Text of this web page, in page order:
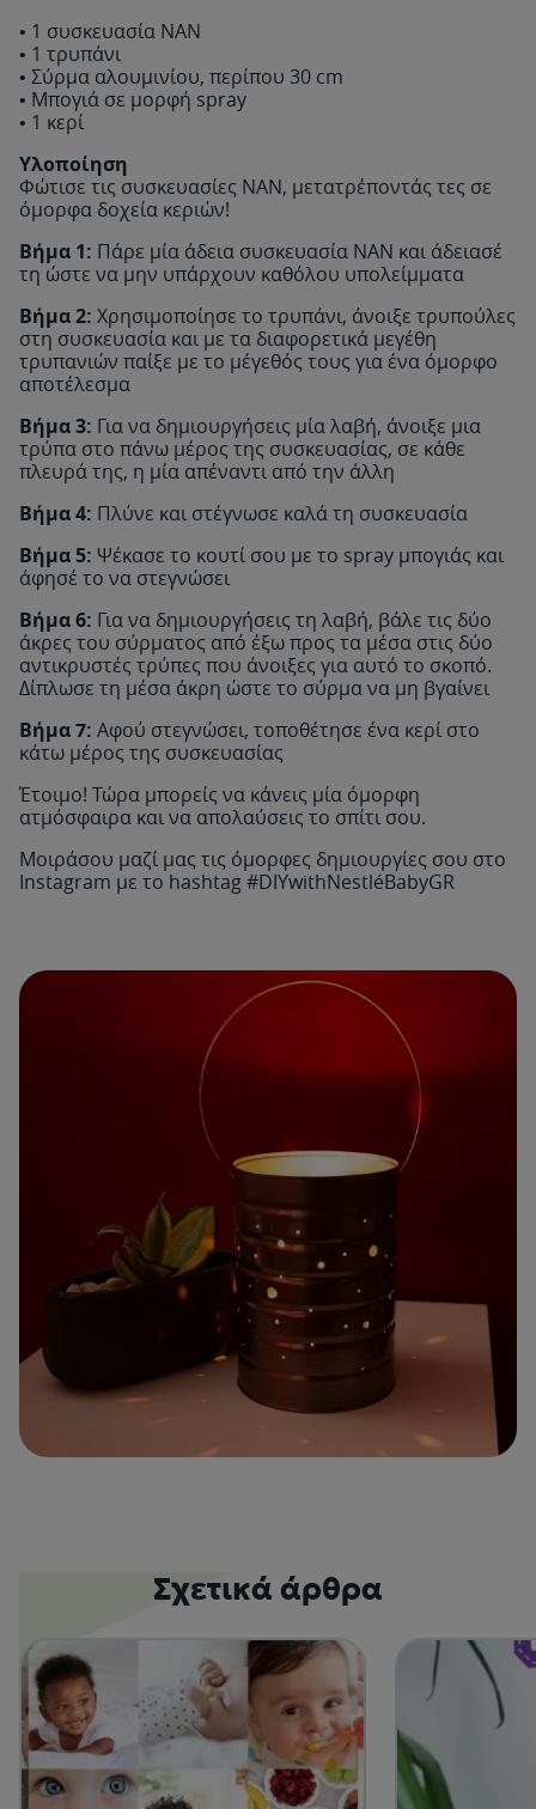
• 1 συσκευασία ΝΑΝ
• 1 τρυπάνι
• Σύρμα αλουμινίου, περίπου 30 cm
• Μπογιά σε μορφή spray
• 1 κερί
Υλοποίηση
Φώτισε τις συσκευασίες ΝΑΝ, μετατρέποντάς τες σε
όμορφα δοχεία κεριών!
Βήμα 1: Πάρε μία άδεια συσκευασία ΝΑΝ και άδειασέ
τη ώστε να μην υπάρχουν καθόλου υπολείμματα
Βήμα 2: Χρησιμοποίησε το τρυπάνι, άνοιξε τρυπούλες
στη συσκευασία και με τα διαφορετικά μεγέθη
τρυπανιών παίξε με το μέγεθός τους για ένα όμορφο
αποτέλεσμα
Βήμα 3: Για να δημιουργήσεις μία λαβή, άνοιξε μια
τρύπα στο πάνω μέρος της συσκευασίας, σε κάθε
πλευρά της, η μία απέναντι από την άλλη
Βήμα 4: Πλύνε και στέγνωσε καλά τη συσκευασία
Βήμα 5: Ψέκασε το κουτί σου με το spray μπογιάς και
άφησέ το να στεγνώσει
Βήμα 6: Για να δημιουργήσεις τη λαβή, βάλε τις δύο
άκρες του σύρματος από έξω προς τα μέσα στις δύο
αντικρυστές τρύπες που άνοιξες για αυτό το σκοπό.
Δίπλωσε τη μέσα άκρη ώστε το σύρμα να μη βγαίνει
Βήμα 7: Αφού στεγνώσει, τοποθέτησε ένα κερί στο
κάτω μέρος της συσκευασίας
Έτοιμο! Τώρα μπορείς να κάνεις μία όμορφη
ατμόσφαιρα και να απολαύσεις το σπίτι σου.
Μοιράσου μαζί μας τις όμορφες δημιουργίες σου στο
Instagram με το hashtag #DIYwithNestléBabyGR
Σχετικά άρθρα